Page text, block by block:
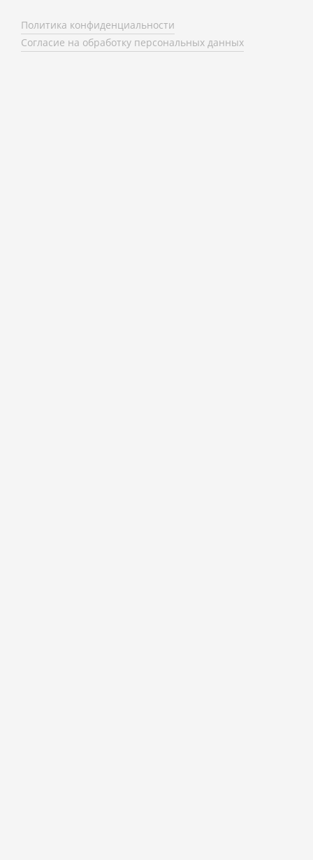
Политика конфиденциальности
Согласие на обработку персональных данных